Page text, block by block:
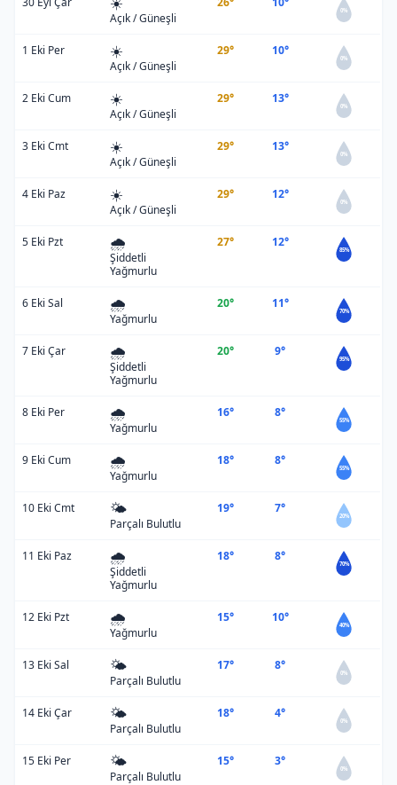
Açık / Güneşli
0%
1 Eki Per ☀️
Açık / Güneşli
29° 10°
0%
2 Eki Cum ☀️
Açık / Güneşli
29° 13°
0%
3 Eki Cmt ☀️
Açık / Güneşli
29° 13°
0%
4 Eki Paz ☀️
Açık / Güneşli
29° 12°
0%
5 Eki Pzt 🌧️
Şiddetli
Yağmurlu
27° 12°
85%
6 Eki Sal 🌧️
Yağmurlu
20° 11°
70%
7 Eki Çar 🌧️
Şiddetli
Yağmurlu
20° 9°
95%
8 Eki Per 🌧️
Yağmurlu
16° 8°
55%
9 Eki Cum 🌧️
Yağmurlu
18° 8°
55%
10 Eki Cmt 🌤️
Parçalı Bulutlu
19° 7°
20%
11 Eki Paz 🌧️
Şiddetli
Yağmurlu
18° 8°
70%
12 Eki Pzt 🌧️
Yağmurlu
15° 10°
40%
13 Eki Sal 🌤️
Parçalı Bulutlu
17° 8°
0%
14 Eki Çar 🌤️
Parçalı Bulutlu
18° 4°
0%
15 Eki Per 🌤️
Parçalı Bulutlu
15° 3°
0%